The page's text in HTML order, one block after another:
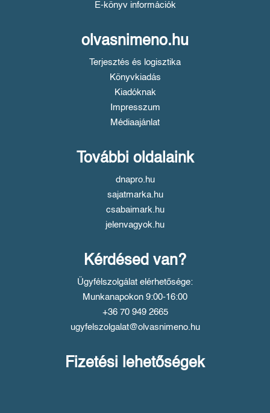
E-könyv információk
olvasnimeno.hu
Terjesztés és logisztika
Könyvkiadás
Kiadóknak
Impresszum
Médiaajánlat
További oldalaink
dnapro.hu
sajatmarka.hu
csabaimark.hu
jelenvagyok.hu
Kérdésed van?
Ügyfélszolgálat elérhetősége:
Munkanapokon 9:00-16:00
+36 70 949 2665
ugyfelszolgalat@olvasnimeno.hu
Fizetési lehetőségek